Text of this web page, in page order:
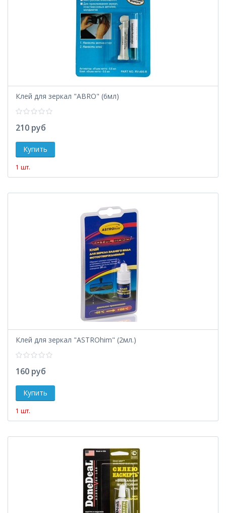
Клей для зеркал "ABRO" (6мл)
210 руб
1 шт.
Клей для зеркал "ASTROhim" (2мл.)
160 руб
1 шт.